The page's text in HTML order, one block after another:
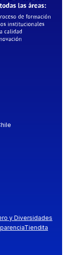
y Diversidades
Tiendita